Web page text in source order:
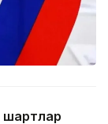
шартлар